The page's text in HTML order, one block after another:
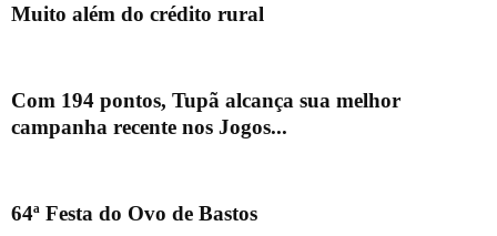
Muito além do crédito rural
Com 194 pontos, Tupã alcança sua melhor
campanha recente nos Jogos...
64ª Festa do Ovo de Bastos